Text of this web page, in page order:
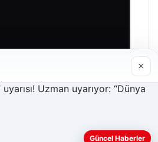
×
Güncel Haberler